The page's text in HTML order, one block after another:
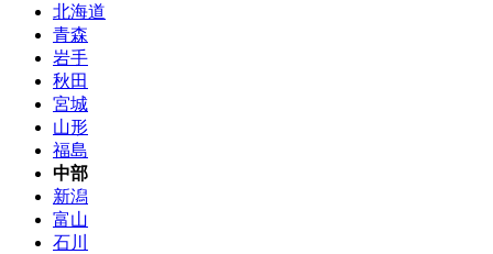
北海道
青森
岩手
秋田
宮城
山形
福島
中部
新潟
富山
石川